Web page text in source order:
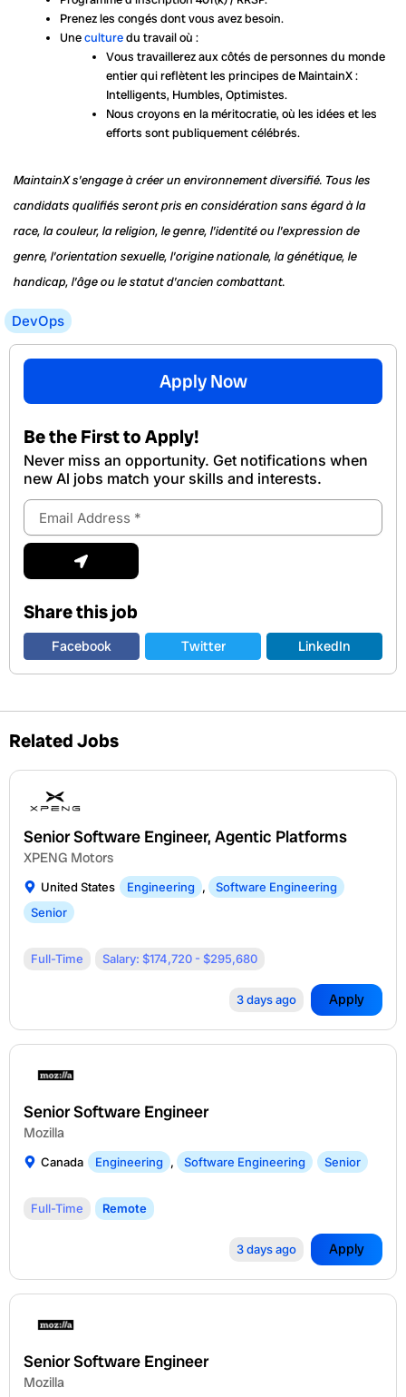
Prenez les congés dont vous avez besoin.
Uneculturedu travail où :
Vous travaillerez aux côtés de personnes du monde
entier qui reflètent les principes de MaintainX :
Intelligents, Humbles, Optimistes.
Nous croyons en la méritocratie, où les idées et les
efforts sont publiquement célébrés.
MaintainX s’engage à créer un environnement diversifié. Tous les
candidats qualifiés seront pris en considération sans égard à la
race, la couleur, la religion, le genre, l’identité ou l’expression de
genre, l’orientation sexuelle, l’origine nationale, la génétique, le
handicap, l’âge ou le statut d’ancien combattant.
DevOps
Apply Now
Be the First to Apply!
Never miss an opportunity. Get notifications when
new Al jobs match your skills and interests.
Email
Address
Submit
Share this job
Facebook Twitter LinkedIn
Related Jobs
Senior Software Engineer, Agentic Platforms
XPENG Motors
United States Engineering ,
Software Engineering
Senior
Full-Time Salary: $174,720 - $295,680
3 days ago Apply
Senior Software Engineer
Mozilla
Canada Engineering , Software Engineering Senior
Full-Time Remote
3 days ago Apply
Senior Software Engineer
Mozilla